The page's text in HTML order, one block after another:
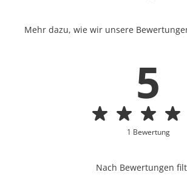
Mehr dazu, wie wir unsere
5
1 Bewertung
Nach Bewertungen